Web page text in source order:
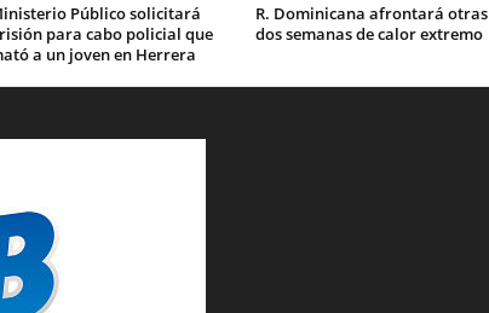
Público solicitará
para cabo policial que
a un joven en Herrera
R. Dominicana afrontará otras
dos semanas de calor extremo